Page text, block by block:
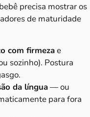
precisa mostrar os
de maturidade
com firmezae
sozinho). Postura
da língua— ou
para fora